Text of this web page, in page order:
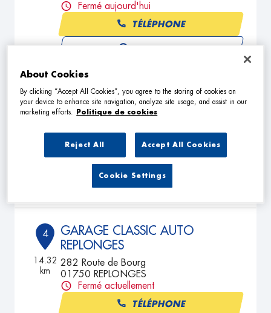
Fermé aujourd'hui
TÉLÉPHONE
3 GARAGE GRAND
305 Route de Rétissinge
TÉLÉPHONE
VOIR PLUS
4
14.32
km
GARAGE CLASSIC AUTO
REPLONGES
282 Route de Bourg
01750 REPLONGES
Fermé actuellement
TÉLÉPHONE
About Cookies
By clicking “Accept All Cookies”, you agree to the storing of cookies on
your device to enhance site navigation, analyze site usage, and assist in our
marketing efforts.
Politique de cookies
Reject All Accept All Cookies
Cookie Settings